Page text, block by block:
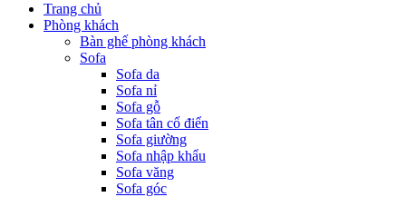
Trang chủ
Phòng khách
Bàn ghế phòng khách
Sofa
Sofa da
Sofa nỉ
Sofa gỗ
Sofa tân cổ điển
Sofa giường
Sofa nhập khẩu
Sofa văng
Sofa góc